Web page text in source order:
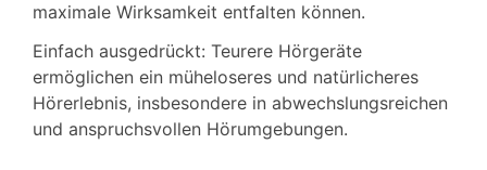
maximale Wirksamkeit entfalten können.
Einfach ausgedrückt: Teurere Hörgeräte
ermöglichen ein müheloseres und natürlicheres
Hörerlebnis, insbesondere in abwechslungsreichen
und anspruchsvollen Hörumgebungen.